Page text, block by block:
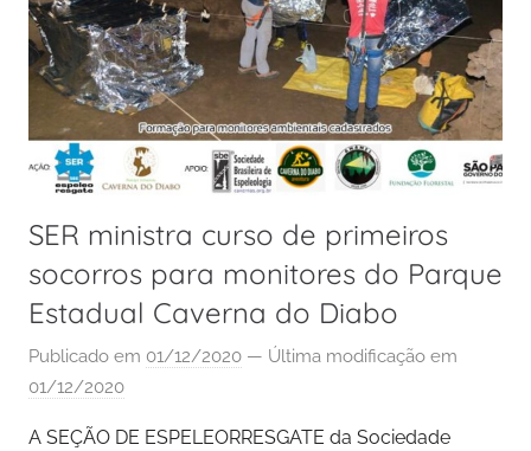
SER ministra curso de primeiros
socorros para monitores do Parque
Estadual Caverna do Diabo
Publicado em 01/12/2020 — Última modificação em
01/12/2020
A SEÇÃO DE ESPELEORRESGATE da Sociedade